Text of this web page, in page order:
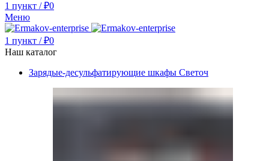
1 пункт / ₽0
Меню
1 пункт / ₽0
Наш каталог
Зарядые-десульфатирующие шкафы Светоч